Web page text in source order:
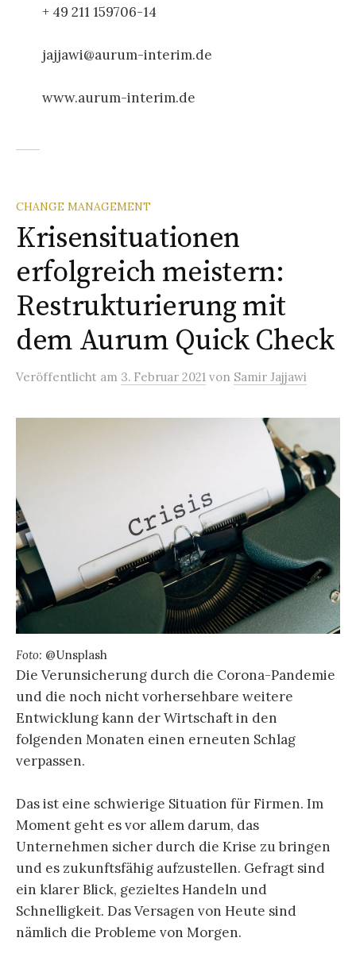
+ 49 211 159706-14
jajjawi@aurum-interim.de
www.aurum-interim.de
CHANGE MANAGEMENT
Krisensituationen
erfolgreich meistern:
Restrukturierung mit
dem Aurum Quick Check
Veröffentlicht am 3. Februar 2021 von Samir Jajjawi
Foto: @Unsplash
Die Verunsicherung durch die Corona-Pandemie
und die noch nicht vorhersehbare weitere
Entwicklung kann der Wirtschaft in den
folgenden Monaten einen erneuten Schlag
verpassen.
Das ist eine schwierige Situation für Firmen. Im
Moment geht es vor allem darum, das
Unternehmen sicher durch die Krise zu bringen
und es zukunftsfähig aufzustellen. Gefragt sind
ein klarer Blick, gezieltes Handeln und
Schnelligkeit. Das Versagen von Heute sind
nämlich die Probleme von Morgen.